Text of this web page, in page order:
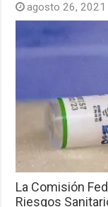
agosto 26, 2021
La Comisión
Riesgos